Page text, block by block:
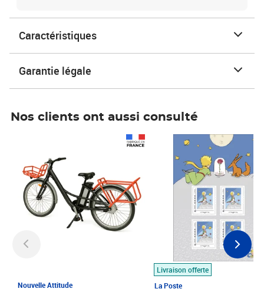
Caractéristiques
Garantie légale
Nos clients ont aussi consulté
Nouvelle Attitude
Livraison offerte
La Poste
Prix 7,50€